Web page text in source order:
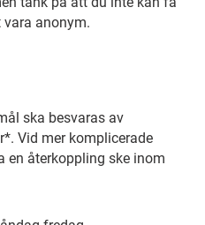
anonym.
ska besvaras av
Vid mer komplicerade
en återkoppling ske inom